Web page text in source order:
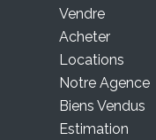
Vendre
Acheter
Locations
Notre Agence
Biens Vendus
Estimation